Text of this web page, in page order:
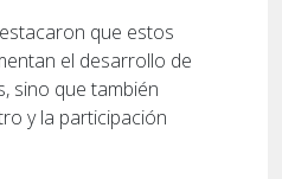
que estos
el desarrollo de
sino que también
y la participación